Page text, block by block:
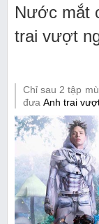
Nước mắt
trai vượt
Chỉ sau 2 tập
đưa Anh trai